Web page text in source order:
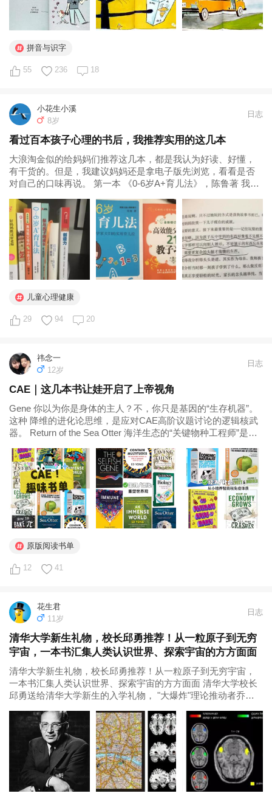
拼音与识字
55 236 18
小花生小溪
8岁
日志
看过百本孩子心理的书后，我推荐实用的这几本
大浪淘金似的给妈妈们推荐这几本，都是我认为好读、好懂，
有干货的。但是，我建议妈妈还是拿电子版先浏览，看看是否
对自己的口味再说。 第一本 《0-6岁A+育儿法》，陈鲁著 我最
又是妈妈，有第一手体验。 这本书作者陈鲁是纽约大学发展与
认知...
儿童心理健康
29 94 20
祎念一
12岁
日志
CAE｜这几本书让娃开启了上帝视角
Gene 你以为你是身体的主人？不，你只是基因的“生存机器”。
这种 降维的进化论思维，是应对CAE高阶议题讨论的逻辑核武
器。 Return of the Sea Otter 海洋生态的“关键物种工程师”是这
身。 孩子能看懂复杂的生态食物链关系...
原版阅读书单
12 41
花生君
11岁
日志
清华大学新生礼物，校长邱勇推荐！从一粒原子到无穷
宇宙，一本书汇集人类认识世界、探索宇宙的方方面面
清华大学新生礼物，校长邱勇推荐！从一粒原子到无穷宇宙，
一本书汇集人类认识世界、探索宇宙的方方面面 清华大学校长
邱勇送给清华大学新生的入学礼物， "大爆炸"理论推动者乔治·
科学道路！ 当你翻开这本书，本书将带你： 玩遍数字游戏，感
受时间与...